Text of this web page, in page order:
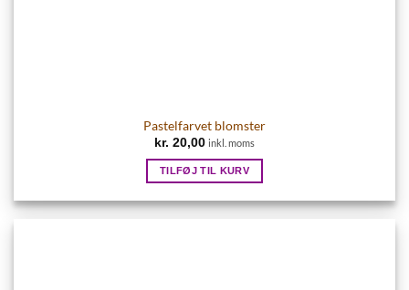
Pastelfarvet blomster
kr. 20,00 inkl. moms
TILFØJ TIL KURV